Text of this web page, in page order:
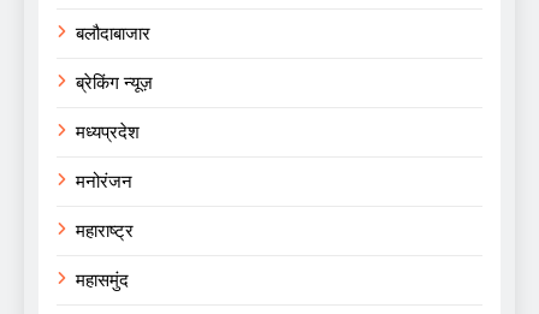
बलौदाबाजार
ब्रेकिंग न्यूज़
मध्यप्रदेश
मनोरंजन
महाराष्ट्र
महासमुंद